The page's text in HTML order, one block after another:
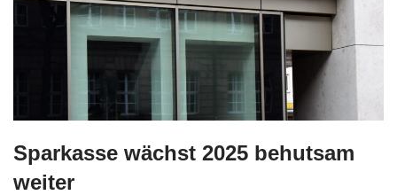
Sparkasse wächst 2025 behutsam
weiter